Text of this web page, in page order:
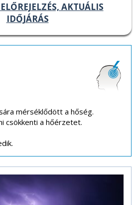
AKTUÁLIS
IDŐJÁRÁS
mérséklődött a hőség.
csökkenti a hőérzetet.